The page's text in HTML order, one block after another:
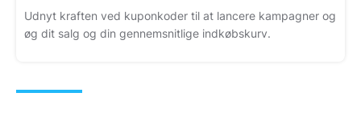
Udnyt kraften ved kuponkoder til at lancere kampagner og
øg dit salg og din gennemsnitlige indkøbskurv.